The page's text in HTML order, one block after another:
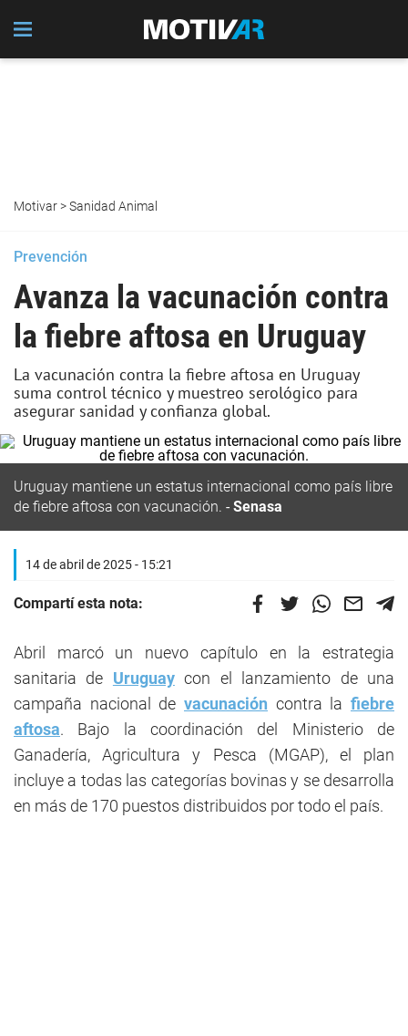
Motivar>Sanidad Animal
Prevención
Avanza la vacunación contra
la fiebre aftosa en Uruguay
La vacunación contra la fiebre aftosa en Uruguay
suma control técnico y muestreo serológico para
asegurar sanidad y confianza global.
Uruguay mantiene un estatus internacional como país libre
de fiebre aftosa con vacunación.
Senasa
14 de abril de 2025 - 15:21
Compartí esta nota:
Abril marcó un nuevo capítulo en la estrategia
sanitaria de Uruguaycon el lanzamiento de una
campaña nacional de vacunación contra la fiebre
aftosa. Bajo la coordinación del Ministerio de
Ganadería, Agricultura y Pesca (MGAP), el plan
incluye a todas las categorías bovinas y se desarrolla
en más de 170 puestos distribuidos por todo el país.